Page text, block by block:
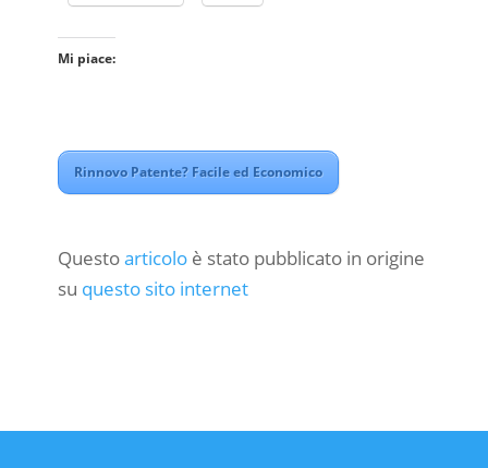
Mi piace:
Rinnovo Patente? Facile ed Economico
Questoarticoloè stato pubblicato in origine
su questo sito internet